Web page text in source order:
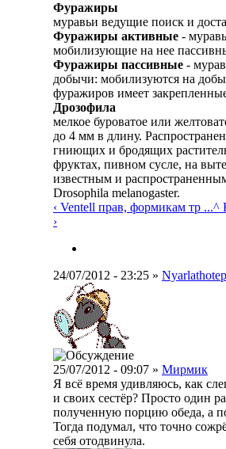
Фуражиры
муравьи ведущие поиск и
Фуражиры активные -
мобилизующие на нее
Фуражиры пассивные -
добычи: мобилизуются на
фуражиров имеет
Дрозофила
мелкое буроватое или
до 4 мм в длину.
гниющих и бродящих
фруктах, пивном сусле, на
известным и
Drosophila melanogaster.
‹ Ventell прав, формикам тр ...^
›
24/07/2012 - 23:25 » Nyarlathotep
25/07/2012 - 09:07 » Мирмик
Я всё время удивляюсь, как
и своих сестёр? Просто один
полученную порцию обеда, а
Тогда подумал, что точно
себя отодвинула.